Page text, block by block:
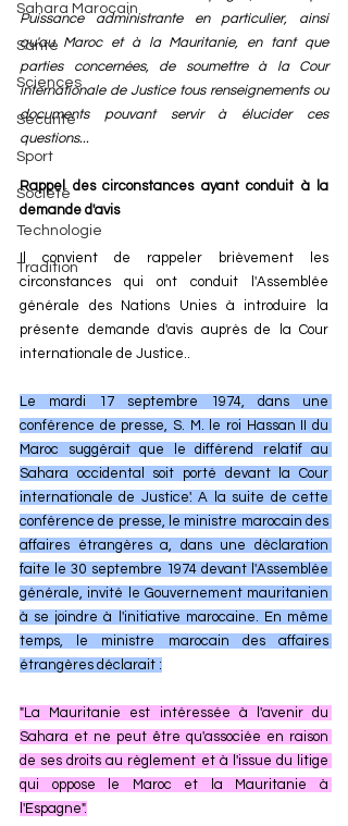
Sahara Marocain
Santé
Sciences
Sécurité
Sport
Société
Technologie
Tradition
Puissance administrante en particulier, ainsi
qu'au Maroc et à la Mauritanie, en tant que
parties concernées, de soumettre à la Cour
internationale de Justice tous renseignements ou
documents pouvant servir à élucider ces
questions...
Rappel des circonstances ayant conduit à la
demande d'avis
Il convient de rappeler brièvement les
circonstances qui ont conduit l'Assemblée
générale des Nations Unies à introduire la
présente demande d'avis auprès de la Cour
internationale de Justice..
Le mardi 17 septembre 1974, dans une
conférence de presse, S. M. le roi Hassan II du
Maroc suggérait que le différend relatif au
Sahara occidental soit porté devant la Cour
internationale de Justice'. A la suite de cette
conférence de presse, le ministre marocain des
affaires étrangères a, dans une déclaration
faite le 30 septembre 1974 devant l'Assemblée
générale, invité le Gouvernement mauritanien
à se joindre à l'initiative marocaine. En même
temps, le ministre marocain des affaires
étrangères déclarait :
"La Mauritanie est intéressée à l'avenir du
Sahara et ne peut être qu'associée en raison
de ses droits au règlement et à l'issue du litige
qui oppose le Maroc et la Mauritanie à
l'Espagne".